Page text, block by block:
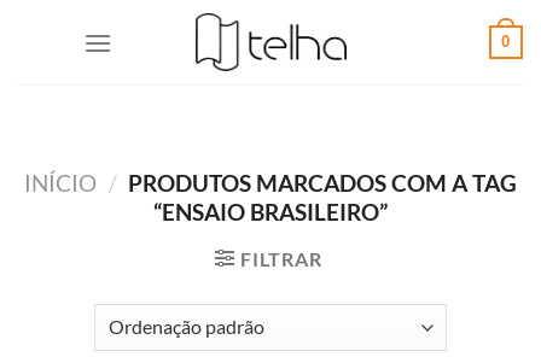
0
INÍCIO / PRODUTOS MARCADOS COM A TAG
“ENSAIO BRASILEIRO”
FILTRAR